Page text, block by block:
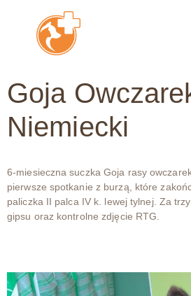
Goja
Niemiecki
6-miesieczna suczka Goja rasy
pierwsze spotkanie z burzą, które
paliczka II palca IV k. lewej tylnej. Za
gipsu oraz kontrolne zdjęcie RTG.